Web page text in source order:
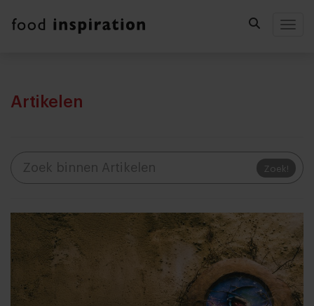
Artikelen
Zoek!